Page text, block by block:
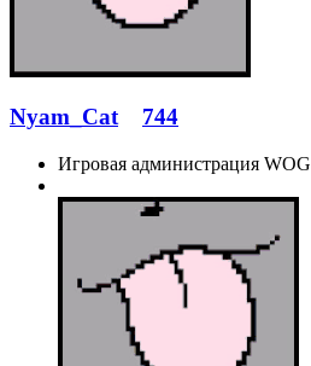
Nyam_Cat 744
Игровая администрация WOG